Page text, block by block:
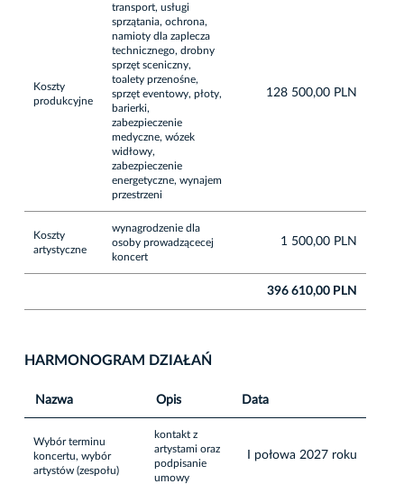
Koszty
produkcyjne
transport, usługi
sprzątania, ochrona,
namioty dla zaplecza
technicznego, drobny
sprzęt sceniczny,
toalety przenośne,
sprzęt eventowy, płoty,
barierki,
zabezpieczenie
medyczne, wózek
widłowy,
zabezpieczenie
energetyczne, wynajem
przestrzeni
128 500,00 PLN
Koszty
artystyczne
wynagrodzenie dla
osoby prowadzącecej
koncert
1 500,00 PLN
396 610,00 PLN
HARMONOGRAM DZIAŁAŃ
Nazwa Opis Data
Wybór terminu
koncertu, wybór
artystów (zespołu)
kontakt z
artystami oraz
podpisanie
umowy
I połowa 2027 roku